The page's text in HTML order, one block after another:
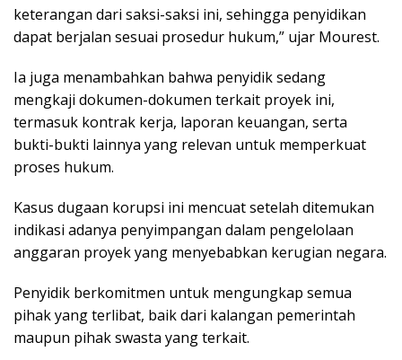
keterangan dari saksi-saksi ini, sehingga penyidikan
dapat berjalan sesuai prosedur hukum,” ujar Mourest.
Ia juga menambahkan bahwa penyidik sedang
mengkaji dokumen-dokumen terkait proyek ini,
termasuk kontrak kerja, laporan keuangan, serta
bukti-bukti lainnya yang relevan untuk memperkuat
proses hukum.
Kasus dugaan korupsi ini mencuat setelah ditemukan
indikasi adanya penyimpangan dalam pengelolaan
anggaran proyek yang menyebabkan kerugian negara.
Penyidik berkomitmen untuk mengungkap semua
pihak yang terlibat, baik dari kalangan pemerintah
maupun pihak swasta yang terkait.